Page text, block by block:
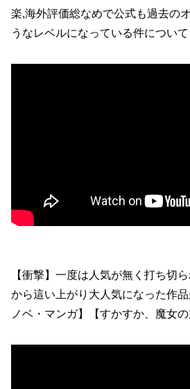
楽,海外評価総なめで公式も過去の
うなレベルになっている件について
【衝撃】一度は人気が無く打ち切
から這い上がり大人気になった作
ノベ・マンガ】【すかすか、魔女の